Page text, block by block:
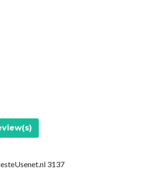
3137